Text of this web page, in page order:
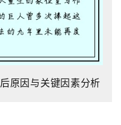
原因与关键因素分析